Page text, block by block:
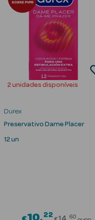
Ver Tudo
Estética
Oferta Estética
SOBRE PVPR
2 unidades disponíveis
Durex
Preservativo Dame Placer
12 un
10 22Price
60